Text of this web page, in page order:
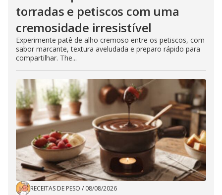
torradas e petiscos com uma
cremosidade irresistível
Experimente patê de alho cremoso entre os petiscos, com
sabor marcante, textura aveludada e preparo rápido para
compartilhar. The...
RECEITAS DE PESO / 08/08/2026